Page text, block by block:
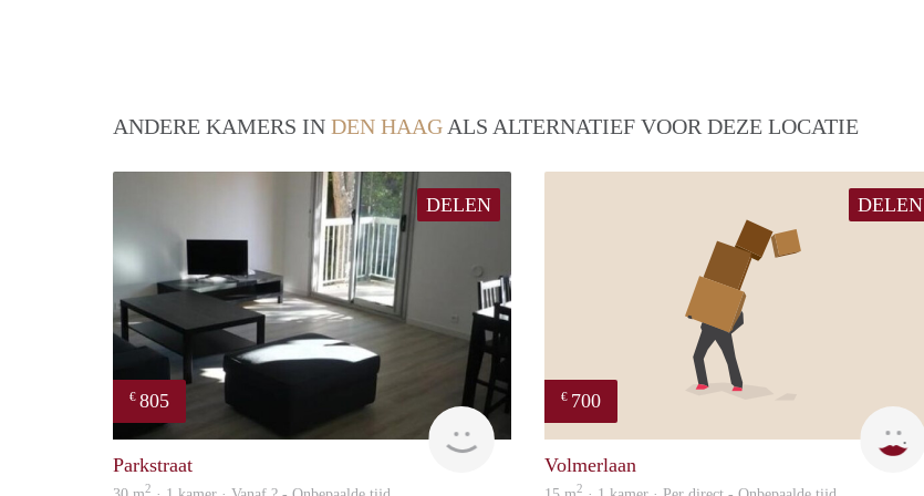
ANDERE KAMERS IN DEN HAAG ALS ALTERNATIEF VOOR DEZE LOCATIE
DELEN
€ 805
Parkstraat
2
DELEN
€ 700
Volmerlaan
2